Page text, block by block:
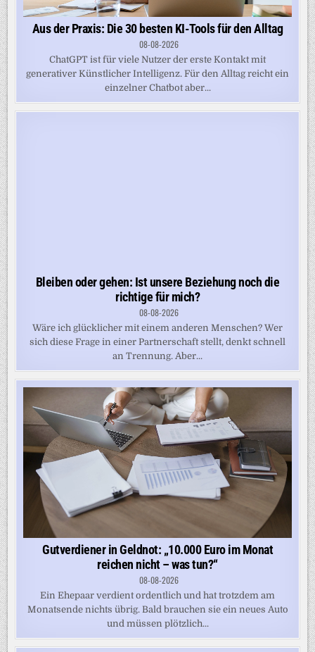
Aus der Praxis: Die 30 besten KI-Tools für den Alltag
08-08-2026
ChatGPT ist für viele Nutzer der erste Kontakt mit
generativer Künstlicher Intelligenz. Für den Alltag reicht ein
einzelner Chatbot aber...
Bleiben oder gehen: Ist unsere Beziehung noch die
richtige für mich?
08-08-2026
Wäre ich glücklicher mit einem anderen Menschen? Wer
sich diese Frage in einer Partnerschaft stellt, denkt schnell
an Trennung. Aber...
Gutverdiener in Geldnot: „10.000 Euro im Monat
reichen nicht – was tun?“
08-08-2026
Ein Ehepaar verdient ordentlich und hat trotzdem am
Monatsende nichts übrig. Bald brauchen sie ein neues Auto
und müssen plötzlich...